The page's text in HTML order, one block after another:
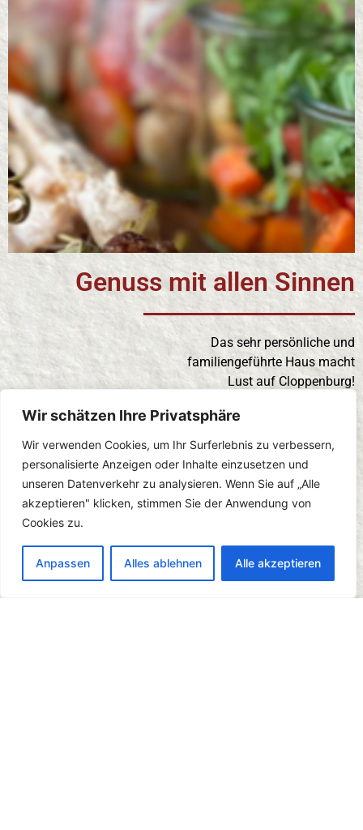
Wir schätzen Ihre Privatsphäre
Wir verwenden Cookies, um Ihr Surferlebnis zu verbessern,
personalisierte Anzeigen oder Inhalte einzusetzen und
unseren Datenverkehr zu analysieren. Wenn Sie auf „Alle
akzeptieren" klicken, stimmen Sie der Anwendung von
Cookies zu.
Anpassen Alles ablehnen Alle akzeptieren
Genuss mit allen Sinnen
Das sehr persönliche und
familiengeführte Haus macht
Lust auf Cloppenburg!
Alle Gästezimmer sind großzügig und
Die hellen, freundlichen Farben
unterstreichen die Individualität,
auf die wir sehr großen Wert legen.
Ihr Bernd Höne